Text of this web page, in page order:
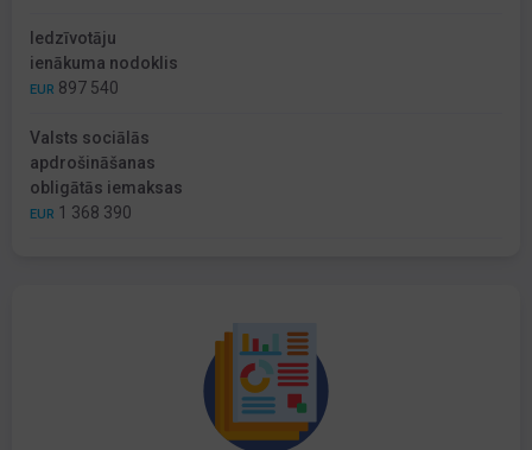
Iedzīvotāju
ienākuma nodoklis
EUR 897 540
Valsts sociālās
apdrošināšanas
obligātās iemaksas
EUR 1 368 390